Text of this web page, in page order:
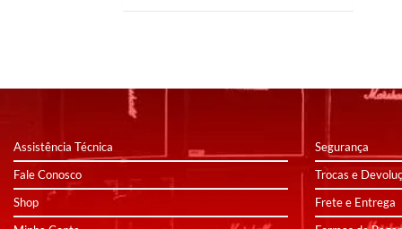
Assistência Técnica
Fale Conosco
Shop
Segurança
Trocas e
Frete e Entrega